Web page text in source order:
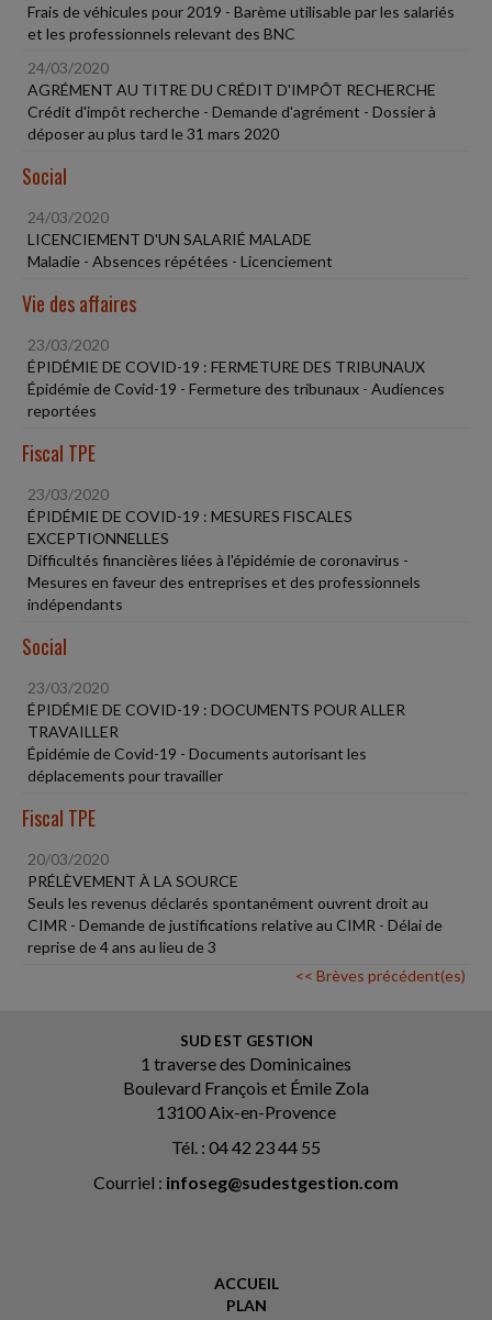
Frais de véhicules pour 2019 - Barème utilisable par les salariés
et les professionnels relevant des BNC
24/03/2020
AGRÉMENT AU TITRE DU CRÉDIT D'IMPÔT RECHERCHE
Crédit d'impôt recherche - Demande d'agrément - Dossier à
déposer au plus tard le 31 mars 2020
Social
24/03/2020
LICENCIEMENT D'UN SALARIÉ MALADE
Maladie - Absences répétées - Licenciement
Vie des affaires
23/03/2020
ÉPIDÉMIE DE COVID-19 : FERMETURE DES TRIBUNAUX
Épidémie de Covid-19 - Fermeture des tribunaux - Audiences
reportées
Fiscal TPE
23/03/2020
ÉPIDÉMIE DE COVID-19 : MESURES FISCALES
EXCEPTIONNELLES
Difficultés financières liées à l'épidémie de coronavirus -
Mesures en faveur des entreprises et des professionnels
indépendants
Social
23/03/2020
ÉPIDÉMIE DE COVID-19 : DOCUMENTS POUR ALLER
TRAVAILLER
Épidémie de Covid-19 - Documents autorisant les
déplacements pour travailler
Fiscal TPE
20/03/2020
PRÉLÈVEMENT À LA SOURCE
Seuls les revenus déclarés spontanément ouvrent droit au
CIMR - Demande de justifications relative au CIMR - Délai de
reprise de 4 ans au lieu de 3
<< Brèves précédent(es)
SUD EST GESTION
1 traverse des Dominicaines
Boulevard François et Émile Zola
13100 Aix-en-Provence
Tél. : 04 42 23 44 55
Courriel : infoseg@sudestgestion.com
ACCUEIL
PLAN